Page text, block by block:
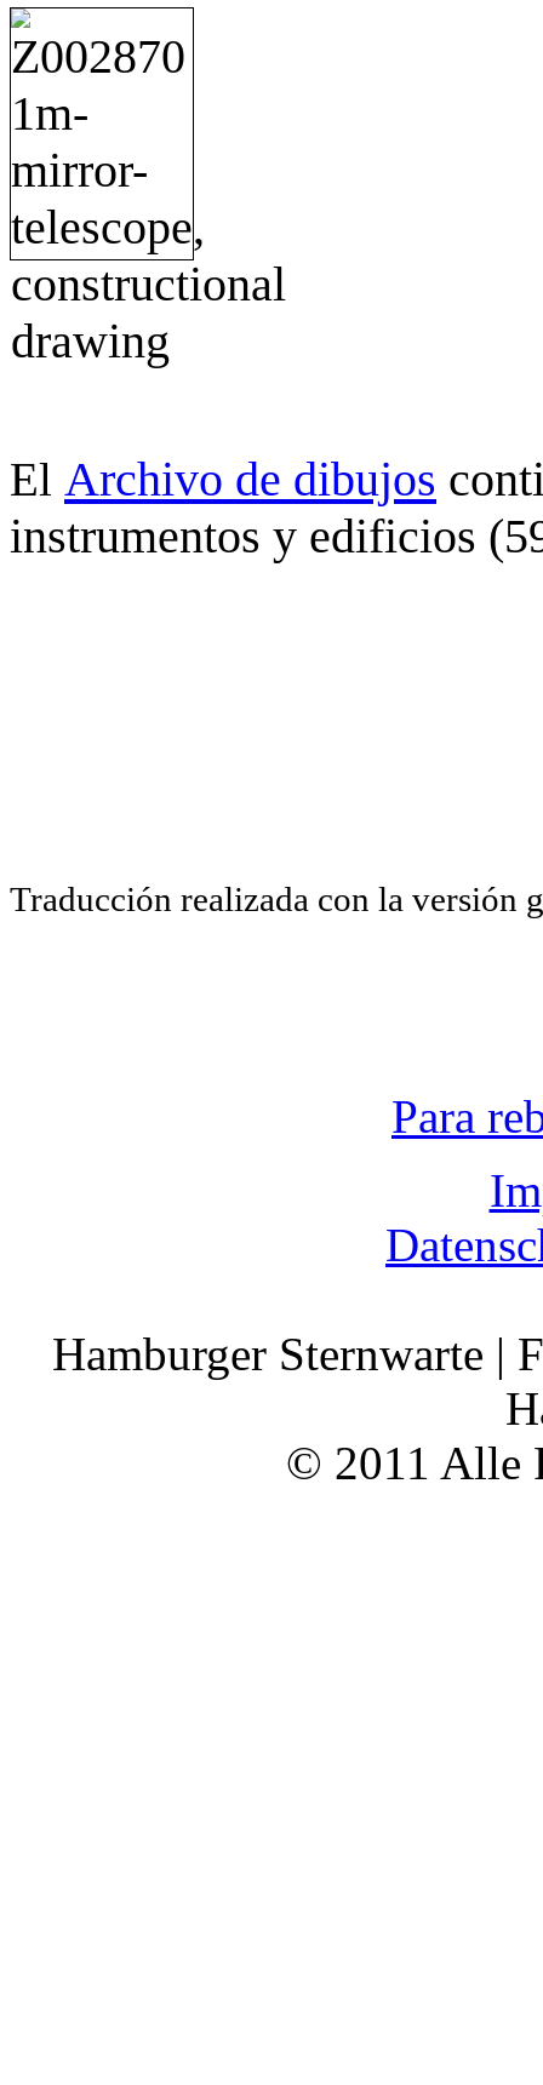
El Archivo de dibujos
instrumentos y edificios
Traducción realizada con la versión
Para
Hamburger Sternwarte |
© 2011 Alle